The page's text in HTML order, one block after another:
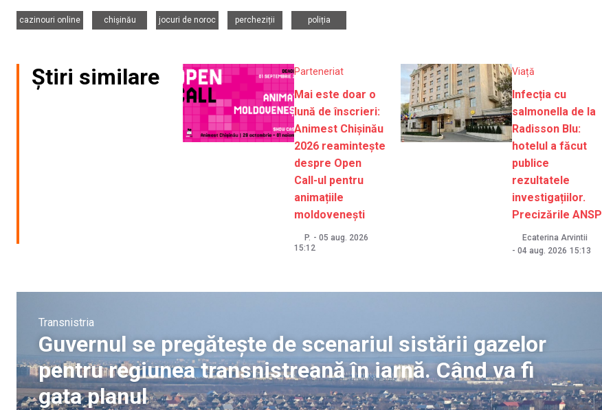
cazinouri online
chișinău
jocuri de noroc
percheziții
poliția
Știri similare Parteneriat
Mai este doar o
lună de înscrieri:
Animest Chișinău
2026 reamintește
despre Open
Call-ul pentru
animațiile
moldovenești
P. - 05 aug. 2026
15:12
Viață
Infecția cu
salmonella de la
Radisson Blu:
hotelul a făcut
publice
rezultatele
investigațiilor.
Precizările ANSP
Ecaterina Arvintii
- 04 aug. 2026 15:13
Transnistria
Guvernul se pregătește de scenariul sistării gazelor
pentru regiunea transnistreană în iarnă. Când va fi
gata planul